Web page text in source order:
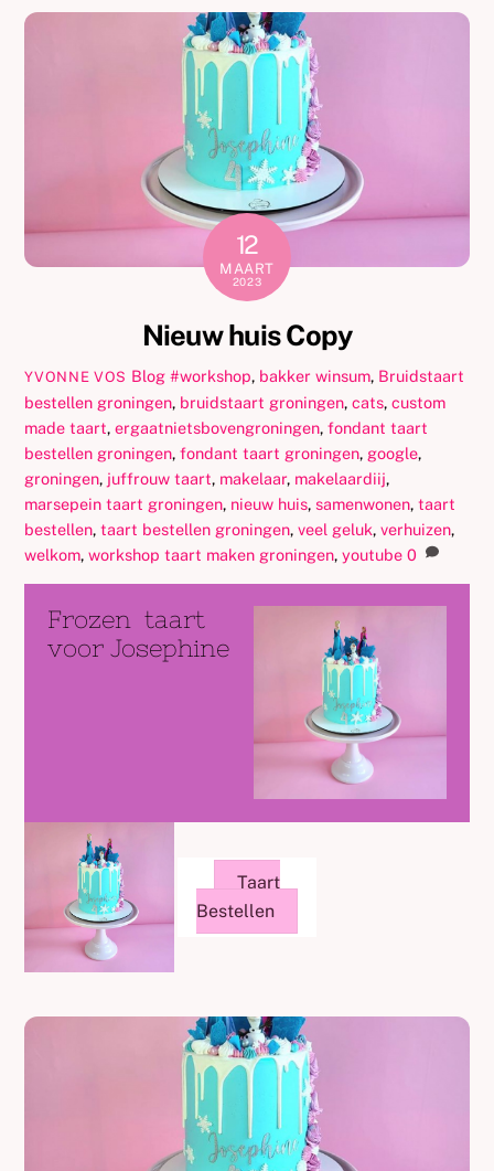
12
MAART
2023
Nieuw huis Copy
YVONNE VOS Blog #workshop, bakker winsum, Bruidstaart
bestellen groningen, bruidstaart groningen,cats,custom
made taart,ergaatnietsbovengroningen,fondant taart
bestellen groningen,fondant taart groningen, google,
groningen, juffrouw taart, makelaar, makelaardiij,
marsepein taart groningen, nieuw huis,samenwonen,taart
bestellen,taart bestellen groningen,veel geluk,verhuizen,
welkom,workshop taart maken groningen,youtube 0
Frozen taart
voor Josephine
Taart
Bestellen